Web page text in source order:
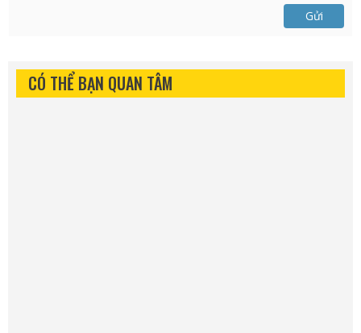
Gửi
CÓ THỂ BẠN QUAN TÂM